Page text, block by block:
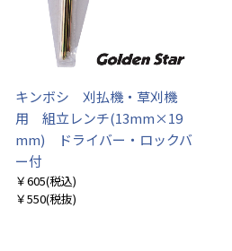
キンボシ 刈払機・草刈機
用 組立レンチ(13mm×19
mm) ドライバー・ロックバ
ー付
￥605(税込)
￥550(税抜)